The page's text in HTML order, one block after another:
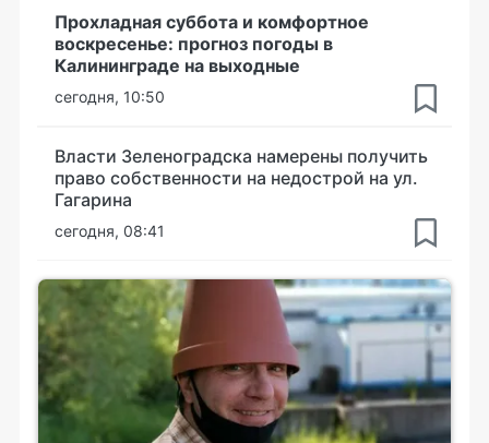
Прохладная суббота и комфортное
воскресенье: прогноз погоды в
Калининграде на выходные
сегодня, 10:50
Власти Зеленоградска намерены получить
право собственности на недострой на ул.
Гагарина
сегодня, 08:41